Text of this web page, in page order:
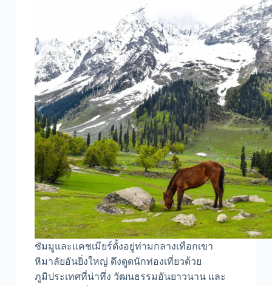
ชัมมูและแคชเมียร์ตั้งอยู่ท่ามกลางเทือกเขา
หิมาลัยอันยิ่งใหญ่ ดึงดูดนักท่องเที่ยวด้วย
ภูมิประเทศที่น่าทึ่ง วัฒนธรรมอันยาวนาน และ